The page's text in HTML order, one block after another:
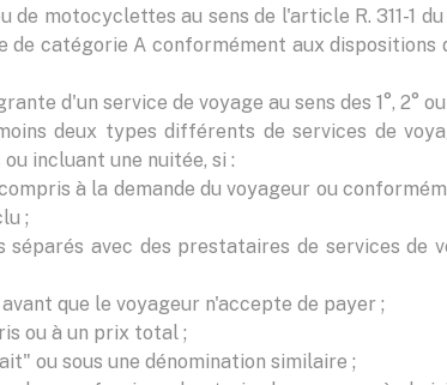
motocyclettes au sens de l'article R. 311-1
catégorie A conformément aux dispositions
d'un service de voyage au sens des 1°, 2° ou
deux types différents de services de
incluant une nuitée, si :
à la demande du voyageur ou
;
avec des prestataires de services de
que le voyageur n'accepte de payer ;
ou à un prix total ;
ou sous une dénomination similaire ;